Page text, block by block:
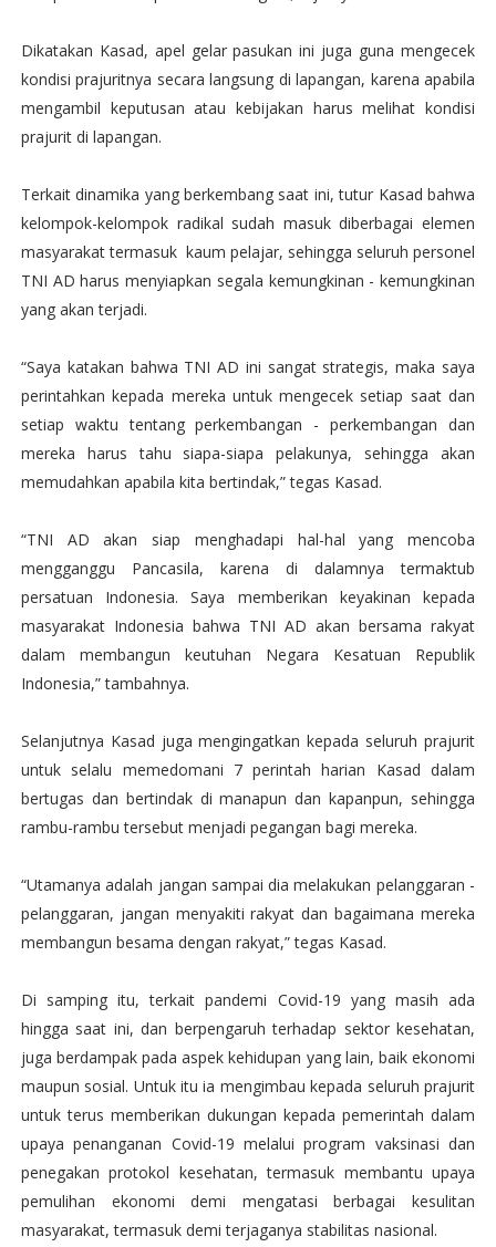
Dikatakan Kasad, apel gelar pasukan ini juga guna mengecek
kondisi prajuritnya secara langsung di lapangan, karena apabila
mengambil keputusan atau kebijakan harus melihat kondisi
prajurit di lapangan.
Terkait dinamika yang berkembang saat ini, tutur Kasad bahwa
kelompok-kelompok radikal sudah masuk diberbagai elemen
masyarakat termasuk kaum pelajar, sehingga seluruh personel
TNI AD harus menyiapkan segala kemungkinan - kemungkinan
yang akan terjadi.
“Saya katakan bahwa TNI AD ini sangat strategis, maka saya
perintahkan kepada mereka untuk mengecek setiap saat dan
setiap waktu tentang perkembangan - perkembangan dan
mereka harus tahu siapa-siapa pelakunya, sehingga akan
memudahkan apabila kita bertindak,” tegas Kasad.
“TNI AD akan siap menghadapi hal-hal yang mencoba
mengganggu Pancasila, karena di dalamnya termaktub
persatuan Indonesia. Saya memberikan keyakinan kepada
masyarakat Indonesia bahwa TNI AD akan bersama rakyat
dalam membangun keutuhan Negara Kesatuan Republik
Indonesia,” tambahnya.
Selanjutnya Kasad juga mengingatkan kepada seluruh prajurit
untuk selalu memedomani 7 perintah harian Kasad dalam
bertugas dan bertindak di manapun dan kapanpun, sehingga
rambu-rambu tersebut menjadi pegangan bagi mereka.
“Utamanya adalah jangan sampai dia melakukan pelanggaran -
pelanggaran, jangan menyakiti rakyat dan bagaimana mereka
membangun besama dengan rakyat,” tegas Kasad.
Di samping itu, terkait pandemi Covid-19 yang masih ada
hingga saat ini, dan berpengaruh terhadap sektor kesehatan,
juga berdampak pada aspek kehidupan yang lain, baik ekonomi
maupun sosial. Untuk itu ia mengimbau kepada seluruh prajurit
untuk terus memberikan dukungan kepada pemerintah dalam
upaya penanganan Covid-19 melalui program vaksinasi dan
penegakan protokol kesehatan, termasuk membantu upaya
pemulihan ekonomi demi mengatasi berbagai kesulitan
masyarakat, termasuk demi terjaganya stabilitas nasional.